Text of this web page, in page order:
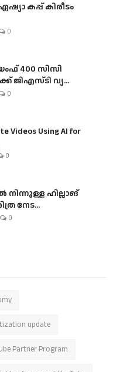
ഏഷ്യാ കപ്പ് കിരീടം
0
400 സിസി
വ്യ...
0
Videos Using AI for
0
ഹില്ലാങ്
നേട...
0
update
Partner Program